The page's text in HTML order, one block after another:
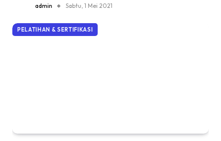
admin Sabtu, 1 Mei 2021
PELATIHAN & SERTIFIKASI